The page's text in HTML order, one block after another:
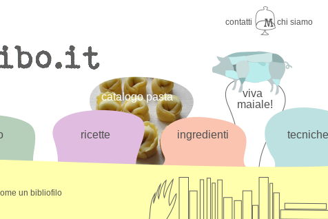
contatti chi siamo
ricette
catalogo pasta
ingredienti
viva
maiale!
tecniche
un bibliofilo